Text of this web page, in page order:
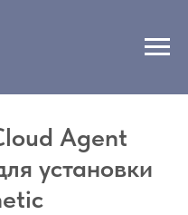
Agent
установки